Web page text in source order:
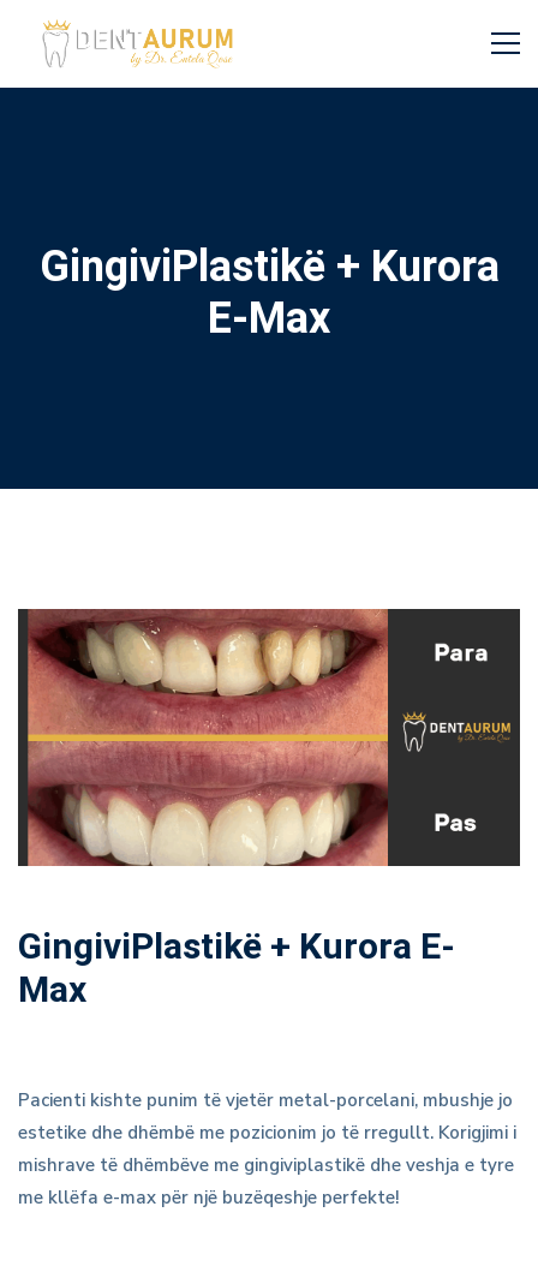
GingiviPlastikë + Kurora
E-Max
GingiviPlastikë + Kurora E-
Max
Pacienti kishte punim të vjetër metal-porcelani, mbushje jo
estetike dhe dhëmbë me pozicionim jo të rregullt. Korigjimi i
mishrave të dhëmbëve me gingiviplastikë dhe veshja e tyre
me kllëfa e-max për një buzëqeshje perfekte!